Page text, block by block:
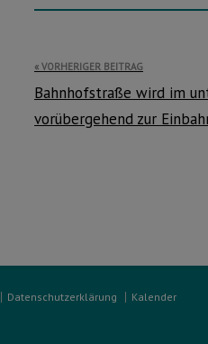
Beitragsnavigation
VORHERIGER BEITRAG
Bahnhofstraße wird im
vorübergehend zur
Datenschutzerklärung
Kalender